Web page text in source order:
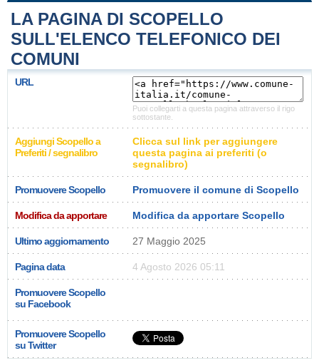
LA PAGINA DI SCOPELLO
SULL'ELENCO TELEFONICO DEI
COMUNI
URL
Puoi collegarti a questa pagina attraverso il rigo
sottostante.
Aggiungi Scopello a
Preferiti / segnalibro
Clicca sul link per aggiungere
questa pagina ai preferiti (o
segnalibro)
Promuovere Scopello Promuovere il comune di Scopello
Modifica da apportare Modifica da apportare Scopello
Ultimo aggiornamento 27 Maggio 2025
Pagina data 4 Agosto 2026 05:11
Promuovere Scopello
su Facebook
Promuovere Scopello
su Twitter